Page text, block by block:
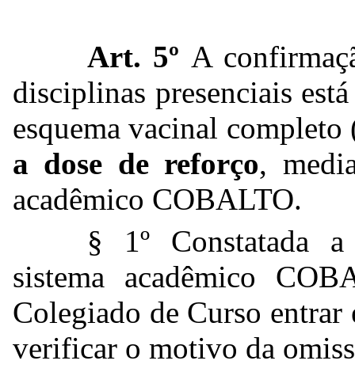
Art. 5º A
disciplinas presenciais
esquema vacinal
a dose de reforço,
acadêmico COBALTO.
§ 1º Constatada
sistema acadêmico
Colegiado de Curso
verificar o motivo da